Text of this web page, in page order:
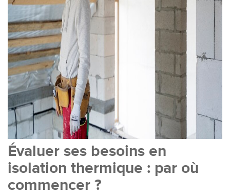
Évaluer ses besoins en
isolation thermique : par où
commencer ?